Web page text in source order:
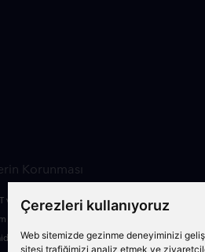
Çerezleri kullanıyoruz
Web sitemizde gezinme deneyiminizi
sitesi trafiğimizi analiz etmek ve
Korunması
15 dakika gecikmeli olarak sunulmaktadır.
"Koruma Marka Belgesi" altında koruma
yayımlanamaz veya dağıtılamaz.